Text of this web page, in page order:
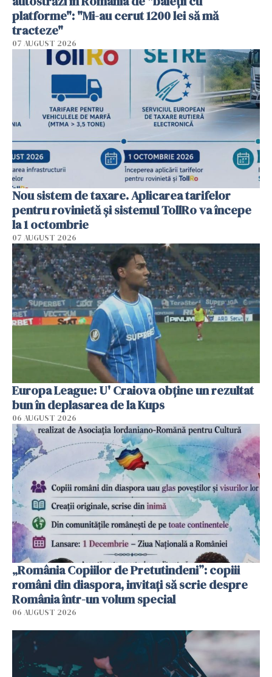
platforme": "Mi-au cerut 1200 lei să mă
tracteze"
07 AUGUST 2026
Nou sistem de taxare. Aplicarea tarifelor
pentru rovinietă şi sistemul TollRo va începe
la 1 octombrie
07 AUGUST 2026
Europa League: U' Craiova obține un rezultat
bun în deplasarea de la Kups
06 AUGUST 2026
„România Copiilor de Pretutindeni”: copiii
români din diaspora, invitați să scrie despre
România într-un volum special
06 AUGUST 2026